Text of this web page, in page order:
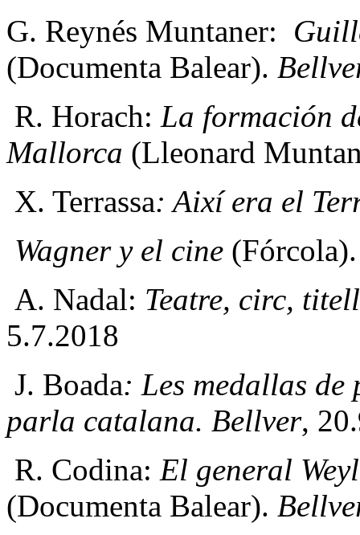
G. Reynés Muntaner:
(Documenta Balear).
R. Horach: La formación
Mallorca (Lleonard
X. Terrassa: Així era el
Wagner y el cine
A. Nadal: Teatre, circ,
5.7.2018
J. Boada: Les medallas de
parla catalana. Bellver,
R. Codina: El general
(Documenta Balear).